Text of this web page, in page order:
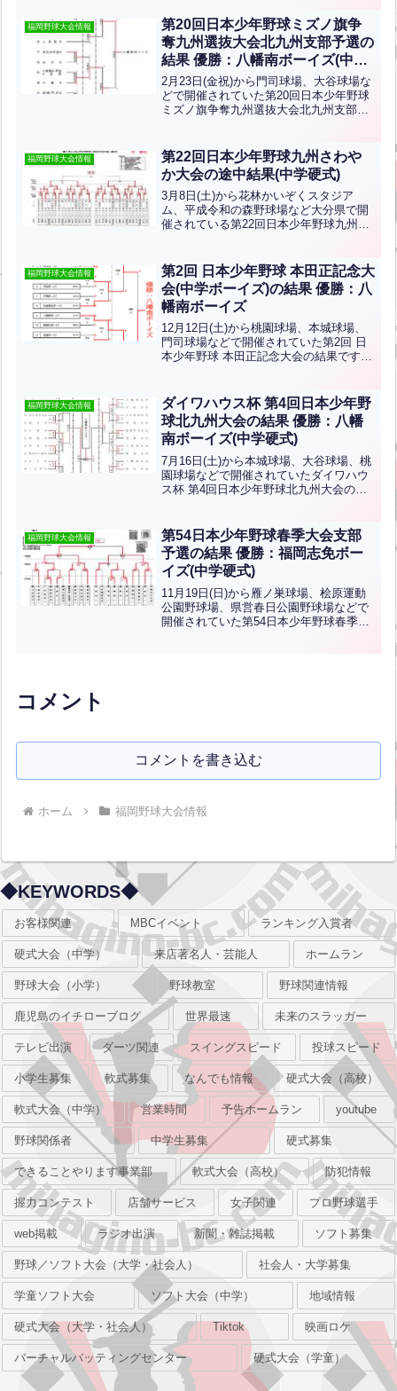
とうございます！北九州支部から八幡南
ボーイズ、小倉ボ...全文はクリック
福岡野球大会情報
第20回日本少年野球ミズノ旗争
奪九州選抜大会北九州支部予選の
結果 優勝：八幡南ボーイズ(中学
硬式)
2月23日(金祝)から門司球場、大谷球場な
どで開催されていた第20回日本少年野球
ミズノ旗争奪九州選抜大会北九州支部予
ボーイズ・小倉ボーイズです。おめでと
うございます！
福岡野球大会情報
第22回日本少年野球九州さわや
か大会の途中結果(中学硬式)
3月8日(土)から花林かいぞくスタジア
ム、平成令和の森野球場など大分県で開
催されている第22回日本少年野球九州さ
ズ・八幡南中央ボーイズ・小倉ボーイ
ズ・八幡ひびきのボーイ...全文はクリッ
ク
福岡野球大会情報
第2回 日本少年野球 本田正記念大
会(中学ボーイズ)の結果 優勝：八
幡南ボーイズ
12月12日(土)から桃園球場、本城球場、
門司球場などで開催されていた第2回 日
本少年野球 本田正記念大会の結果です北
場します！優勝は八幡南ボーイズ、準優
勝は小倉ボーイ...全文はクリック
福岡野球大会情報
ダイワハウス杯 第4回日本少年野
球北九州大会の結果 優勝：八幡
南ボーイズ(中学硬式)
7月16日(土)から本城球場、大谷球場、桃
園球場などで開催されていたダイワハウ
ス杯 第4回日本少年野球北九州大会の結
ます！！
福岡野球大会情報
第54日本少年野球春季大会支部
予選の結果 優勝：福岡志免ボー
イズ(中学硬式)
11月19日(日)から雁ノ巣球場、桧原運動
公園野球場、県営春日公園野球場などで
開催されていた第54日本少年野球春季大
コメント
コメントを書き込む
ホーム 福岡野球大会情報
◆KEYWORDS◆
お客様関連 MBCイベント ランキング入賞者
硬式大会（中学） 来店著名人・芸能人 ホームラン
野球大会（小学） 野球教室 野球関連情報
鹿児島のイチローブログ 世界最速 未来のスラッガー
テレビ出演 ダーツ関連 スイングスピード 投球スピード
小学生募集 軟式募集 なんでも情報 硬式大会（高校）
軟式大会（中学） 営業時間 予告ホームラン youtube
野球関係者 中学生募集 硬式募集
できることやります事業部 軟式大会（高校） 防犯情報
握力コンテスト 店舗サービス 女子関連 プロ野球選手
web掲載 ラジオ出演 新聞・雑誌掲載 ソフト募集
野球／ソフト大会（大学・社会人） 社会人・大学募集
学童ソフト大会 ソフト大会（中学） 地域情報
硬式大会（大学・社会人） Tiktok 映画ロケ
バーチャルバッティングセンター 硬式大会（学童）